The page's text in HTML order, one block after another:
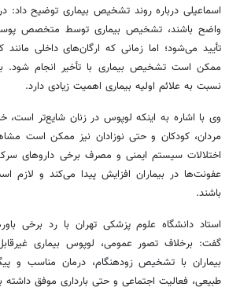
اسماعیلی درباره روند تشخیص بیماری توضیح داد:
واضح باشند، تشخیص بیماری توسط متخصص پوست
تأیید می‌شود؛ اما زمانی که ارگان‌های داخلی مانند
ممکن است تشخیص بیماری با تأخیر انجام شود.
نسبت به علائم اولیه بیماری اهمیت زیادی دارد.
وی با اشاره به اینکه لوپوس در زنان شایع‌تر است،
مردان، کودکان و حتی نوزادان نیز ممکن است
اختلالات سیستم ایمنی و مصرف برخی داروهای
عفونت‌ها در بیماران افزایش پیدا می‌کند و لازم
باشند.
استاد دانشگاه علوم پزشکی تهران با رد برخی
گفت: برخلاف تصور عمومی، لوپوس بیماری
بیماران با تشخیص زودهنگام، درمان مناسب و
طبیعی، فعالیت اجتماعی و حتی بارداری موفق داشته